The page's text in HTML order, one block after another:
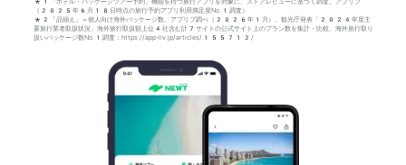
*1「ホテル・パッケージツアー予約」機能を持つ旅行アプリを対象に、ストアレビューに基づく調査。アプリブ
（2025年6月18日時点の旅行予約アプリ利用満足度No.1調査）
*2「品揃え」＝個人向け海外パッケージ数。アプリブ調べ（2026年1月）。観光庁発表「2024年度主
要旅行業者取扱状況」海外旅行取扱額上位4社含む計7サイトの公式サイト上のプラン数を集計・比較。海外旅行取り
扱いパッケージ数No.1調査：https://app-liv.jp/articles/155712/